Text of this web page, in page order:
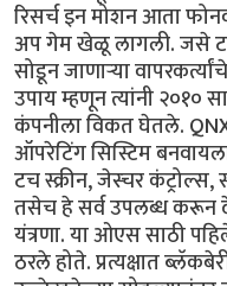
रिसर्च इन मोशन आता
अप गेम खेळू लागली. जसे टच
सोडून जाणार्‍या
उपाय म्हणून त्यांनी २०१०
कंपनीला विकत घेतले.
ऑपरेटिंग सिस्टिम
टच स्क्रीन, जेस्चर
तसेच हे सर्व उपलब्ध करून
यंत्रणा. या ओएस साठी
ठरले होते. प्रत्यक्षात